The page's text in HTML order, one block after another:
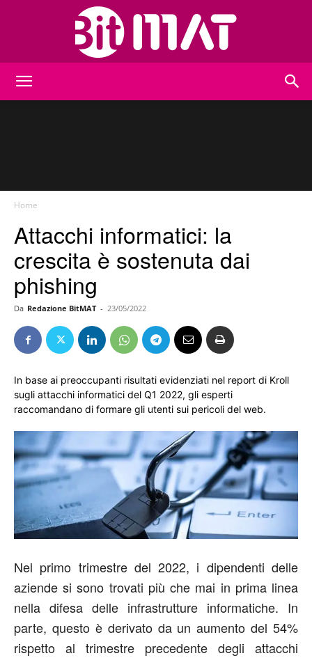
Home
Attacchi informatici: la
crescita è sostenuta dai
phishing
Da Redazione BitMAT - 23/05/2022
In base ai preoccupanti risultati evidenziati nel report di Kroll
sugli attacchi informatici del Q1 2022, gli esperti
raccomandano di formare gli utenti sui pericoli del web.
Nel primo trimestre del 2022, i dipendenti delle
aziende si sono trovati più che mai in prima linea
nella difesa delle infrastrutture informatiche. In
parte, questo è derivato da un aumento del 54%
rispetto al trimestre precedente degli attacchi